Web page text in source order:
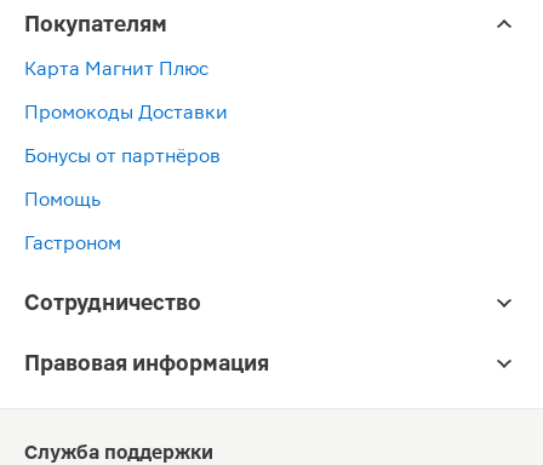
Покупателям
Карта Магнит Плюс
Промокоды Доставки
Бонусы от партнёров
Помощь
Гастроном
Сотрудничество
Правовая информация
Служба поддержки